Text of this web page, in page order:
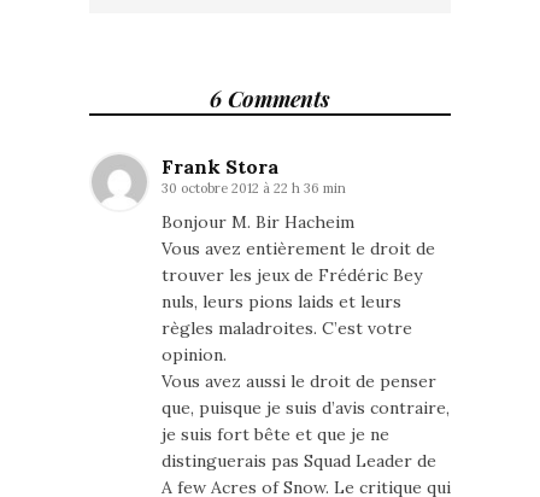
6 Comments
Frank Stora
30 octobre 2012 à 22 h 36 min
Bonjour M. Bir Hacheim
Vous avez entièrement le droit de
trouver les jeux de Frédéric Bey
nuls, leurs pions laids et leurs
règles maladroites. C’est votre
opinion.
Vous avez aussi le droit de penser
que, puisque je suis d’avis contraire,
je suis fort bête et que je ne
distinguerais pas Squad Leader de
A few Acres of Snow. Le critique qui